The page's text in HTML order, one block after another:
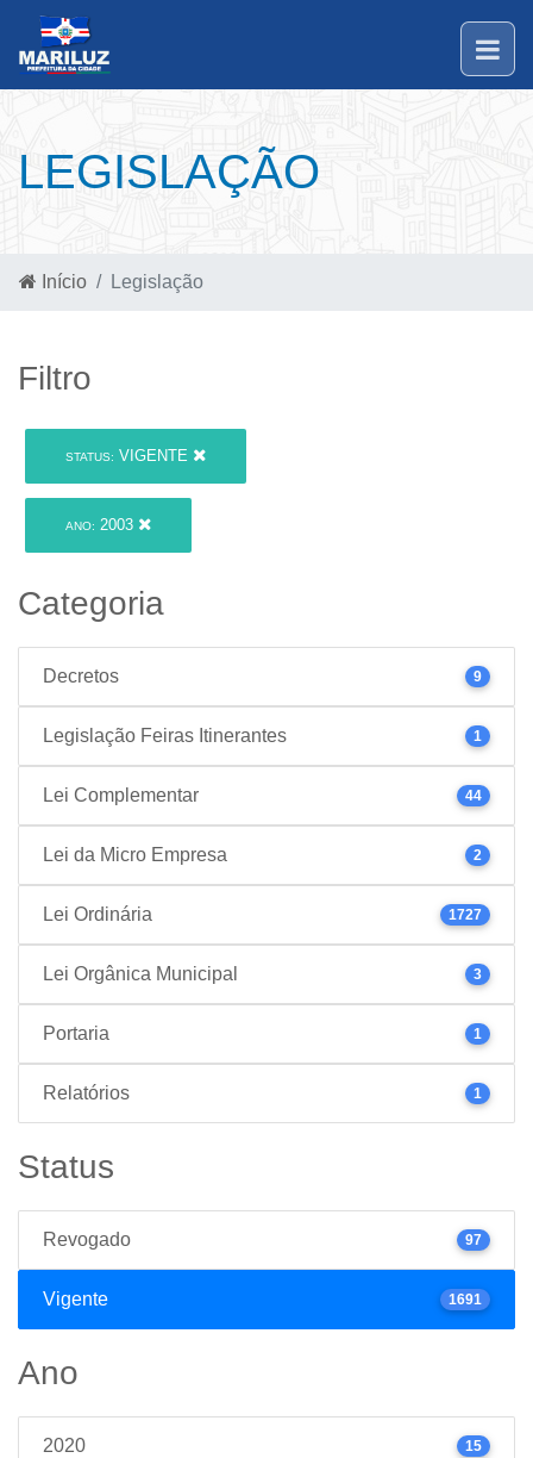
LEGISLAÇÃO
Início Legislação
Filtro
STATUS: VIGENTE
ANO: 2003
Categoria
Decretos 9
Legislação Feiras Itinerantes 1
Lei Complementar 44
Lei da Micro Empresa 2
Lei Ordinária 1727
Lei Orgânica Municipal 3
Portaria 1
Relatórios 1
Status
Revogado 97
Vigente 1691
Ano
2020 15